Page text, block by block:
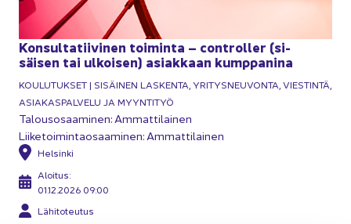
Kon­sul­ta­tii­vi­nen toi­min­ta – cont­rol­ler (si­
säi­sen tai ul­koi­sen) asiak­kaan kump­pa­ni­na
KOU­LU­TUK­SET | SI­SÄI­NEN LAS­KEN­TA, YRI­TYS­NEU­VON­TA, VIES­TIN­TÄ,
ASIA­KAS­PAL­VE­LU JA MYYN­TI­TYÖ
Ta­lous­osaa­mi­nen: Am­mat­ti­lai­nen
Lii­ke­toi­min­tao­saa­mi­nen: Am­mat­ti­lai­nen
Hel­sin­ki
Aloi­tus:
01.12.2026 09:00
Lä­hi­to­teu­tus